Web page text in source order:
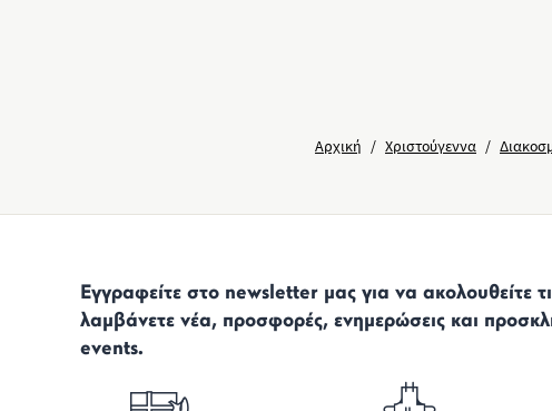
Αρχική / Χριστούγεννα /
Εγγραφείτε στο newsletter μας για να ακολουθείτε
λαμβάνετε νέα, προσφορές, ενημερώσεις και
events.